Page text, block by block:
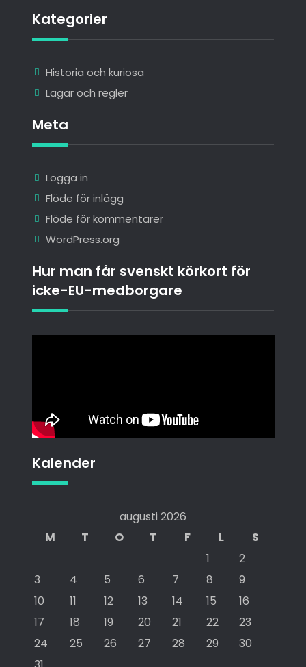
Kategorier
Historia och kuriosa
Lagar och regler
Meta
Logga in
Flöde för inlägg
Flöde för kommentarer
WordPress.org
Hur man får svenskt körkort för
icke-EU-medborgare
Kalender
augusti 2026
M
T O T F L
S
1
2
3
4 5 6 7 8
9
10
11 12 13 14 15
16
17
18 19 20 21 22
23
24
25 26 27 28 29
30